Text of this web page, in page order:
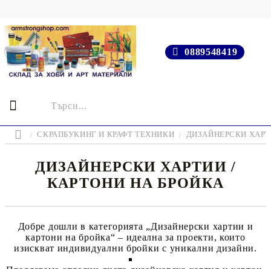
0889548419
СКРАПБУКИНГ И КРАФТ ТЕХНИКИ ДИЗАЙНЕРСКИ
ДИЗАЙНЕРСКИ ХАРТИИ /
КАРТОНИ НА БРОЙКА
Добре дошли в категорията „Дизайнерски хартии и
картони на бройка“ – идеална за проекти, които
изискват индивидуални бройки с уникални дизайни.